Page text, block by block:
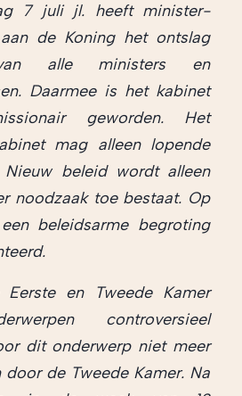
7 juli jl. heeft minister-
de Koning het ontslag
van alle ministers en
Daarmee is het kabinet
geworden. Het
mag alleen lopende
Nieuw beleid wordt alleen
noodzaak toe bestaat. Op
beleidsarme begroting
en Tweede Kamer
controversieel
dit onderwerp niet meer
de Tweede Kamer. Na